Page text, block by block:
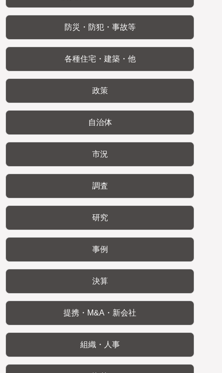
防災・防犯・事故等
各種住宅・建築・他
政策
自治体
市況
調査
研究
事例
決算
提携・M&A・新会社
組織・人事